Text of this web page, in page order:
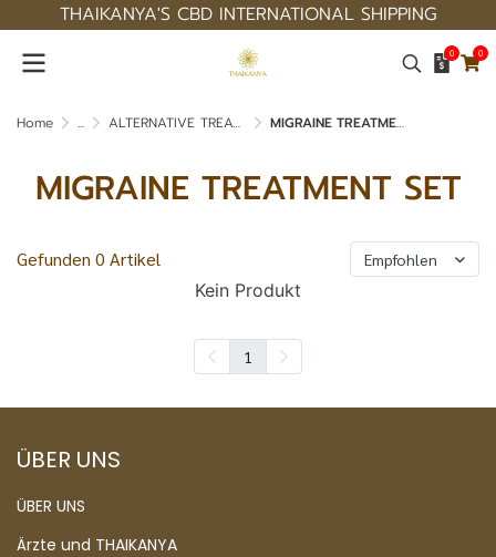
THAIKANYA'S CBD INTERNATIONAL SHIPPING
0 0
Home ... ALTERNATIVE TREATMENT SET MIGRAINE TREATMENT SET
MIGRAINE TREATMENT SET
Gefunden 0 Artikel Empfohlen
Kein Produkt
1
ÜBER UNS
ÜBER UNS
Ärzte und THAIKANYA